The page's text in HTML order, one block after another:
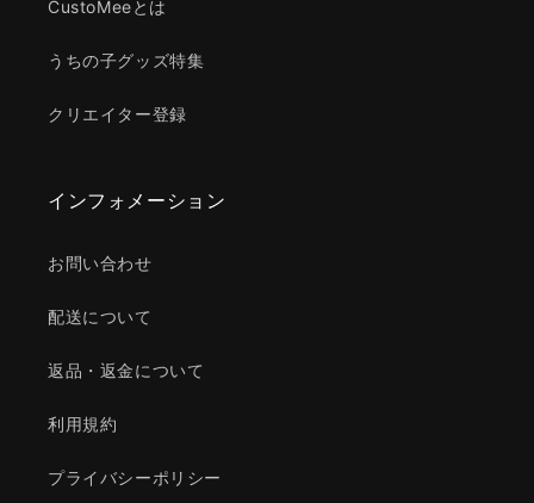
CustoMeeとは
うちの子グッズ特集
クリエイター登録
インフォメーション
お問い合わせ
配送について
返品・返金について
利用規約
プライバシーポリシー